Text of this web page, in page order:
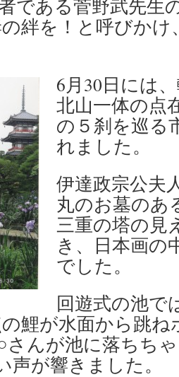
である菅野武先生
絆を！と呼びか
6月30日には
北山一体の点
の５刹を巡る
れました。
伊達政宗公夫
丸のお墓のあ
三重の塔の見
き、日本画の
でした。
回遊式の池で
鯉が水面から跳
さんが池に落ちち
声が響きました。